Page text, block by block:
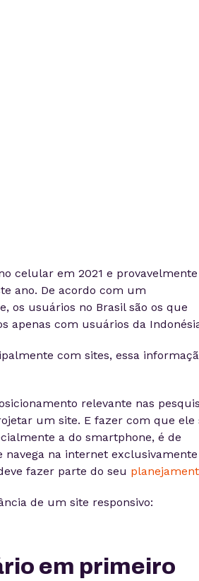
celular em 2021 e provavelmente
ano. De acordo com um
os usuários no Brasil são os que
apenas com usuários da
com sites, essa
relevante nas
um site. E fazer com que ele
a do smartphone, é de
na internet exclusivamente
fazer parte do seu
de um site responsivo:
em primeiro